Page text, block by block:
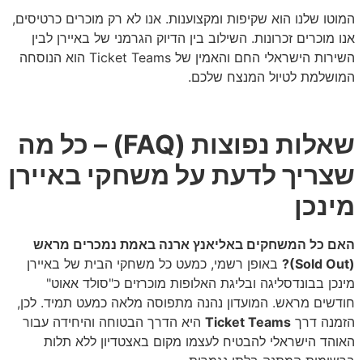
המוטו שלנו הוא שקיפות ומקצוענות. אנו לא רק מוכרים כרטיסים,
אנו מוכרים זכרונות. השילוב בין הדיוק הגרמני של באיירן לבין
השירות הישראלי החם והאמין של Ticket Teams הוא הנוסחה
המושלמת לטיול המנצח שלכם.
שאלות נפוצות (FAQ) – כל מה
שצריך לדעת על משחקי באיירן
מינכן
האם כל המשחקים באליאנץ ארנה באמת נמכרים מראש
(Sold Out)?
באופן רשמי, כמעט כל משחקי הבית של באיירן
מינכן בבונדסליגה ובליגת האלופות מוכרזים כ"סולד אאוט"
חודשים מראש. המועדון נהנה מתפוסה מלאה כמעט תמיד. לכן,
הזמנה דרך Ticket Teams היא הדרך הבטוחה והיחידה עבור
האוהד הישראלי להבטיח לעצמו מקום באצטדיון ללא תלות